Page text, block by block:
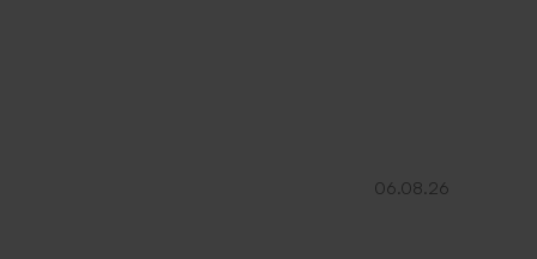
06.08.26